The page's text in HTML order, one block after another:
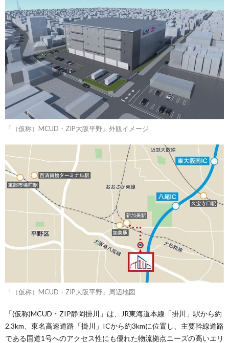
「（仮称）MCUD・ZIP大阪平野」外観イメージ
「（仮称）MCUD・ZIP大阪平野」周辺地図
「(仮称)MCUD・ZIP静岡掛川」は、JR東海道本線「掛川」駅から約
2.3km、東名高速道路「掛川」ICから約3kmに位置し、主要幹線道路
である国道1号へのアクセス性にも優れた物流拠点ニーズの高いエリ